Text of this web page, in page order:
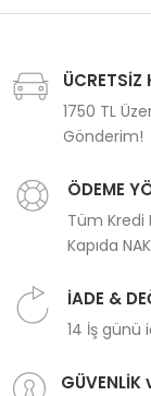
ÜCRETSİZ
1750 TL
Gönderim!
ÖDEME
Tüm Kredi
Kapıda
İADE &
14 İş günü
GÜVENLİK